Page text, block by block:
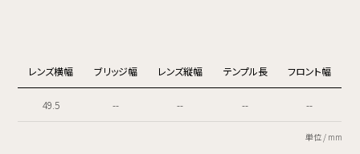
レンズ横幅 ブリッジ幅 レンズ縦幅 テンプル長 フロント幅
49.5 -- -- -- --
単位 / mm